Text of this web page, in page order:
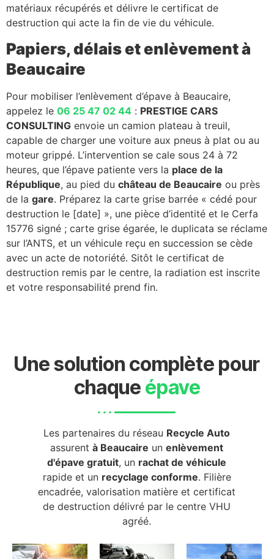
matériaux récupérés et délivre le certificat de
destruction qui acte la fin de vie du véhicule.
Papiers, délais et enlèvement à
Beaucaire
Pour mobiliser l’enlèvement d’épave à Beaucaire,
appelez le 06 25 47 02 44 : PRESTIGE CARS
CONSULTING envoie un camion plateau à treuil,
capable de charger une voiture aux pneus à plat ou au
moteur grippé. L’intervention se cale sous 24 à 72
heures, que l’épave patiente vers la place de la
République, au pied du château de Beaucaire ou près
de la gare. Préparez la carte grise barrée « cédé pour
destruction le [date] », une pièce d’identité et le Cerfa
15776 signé ; carte grise égarée, le duplicata se réclame
sur l’ANTS, et un véhicule reçu en succession se cède
avec un acte de notoriété. Sitôt le certificat de
destruction remis par le centre, la radiation est inscrite
et votre responsabilité prend fin.
Une solution complète pour
chaque épave
Les partenaires du réseau Recycle Auto
assurentà Beaucaire unenlèvement
d'épave gratuit, un rachat de véhicule
rapide et un recyclage conforme. Filière
encadrée, valorisation matière et certificat
de destruction délivré par le centre VHU
agréé.